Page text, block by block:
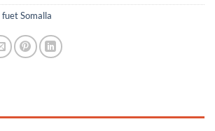
fuet Somalla